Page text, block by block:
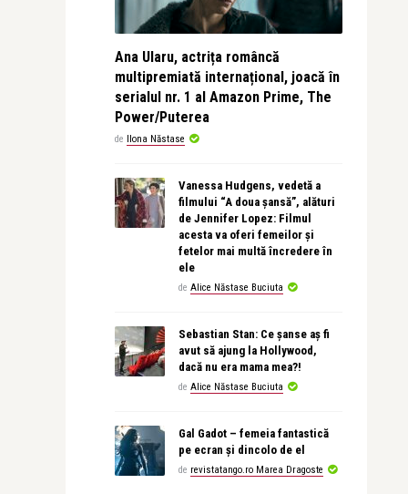
Ana Ularu, actrița româncă
multipremiată internațional, joacă în
serialul nr. 1 al Amazon Prime, The
Power/Puterea
de Ilona Năstase
Vanessa Hudgens, vedetă a
filmului “A doua șansă”, alături
de Jennifer Lopez: Filmul
acesta va oferi femeilor și
fetelor mai multă încredere în
ele
de Alice Năstase Buciuta
Sebastian Stan: Ce șanse aș fi
avut să ajung la Hollywood,
dacă nu era mama mea?!
de Alice Năstase Buciuta
Gal Gadot – femeia fantastică
pe ecran și dincolo de el
de revistatango.ro Marea Dragoste